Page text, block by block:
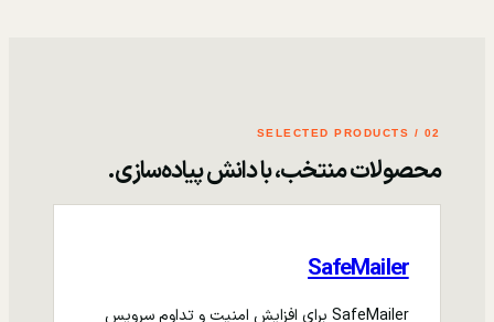
02 / SELECTED PRODUCTS
محصولات منتخب، با دانش پیاده‌سازی.
SafeMailer
SafeMailer برای افزایش امنیت و تداوم سرویس